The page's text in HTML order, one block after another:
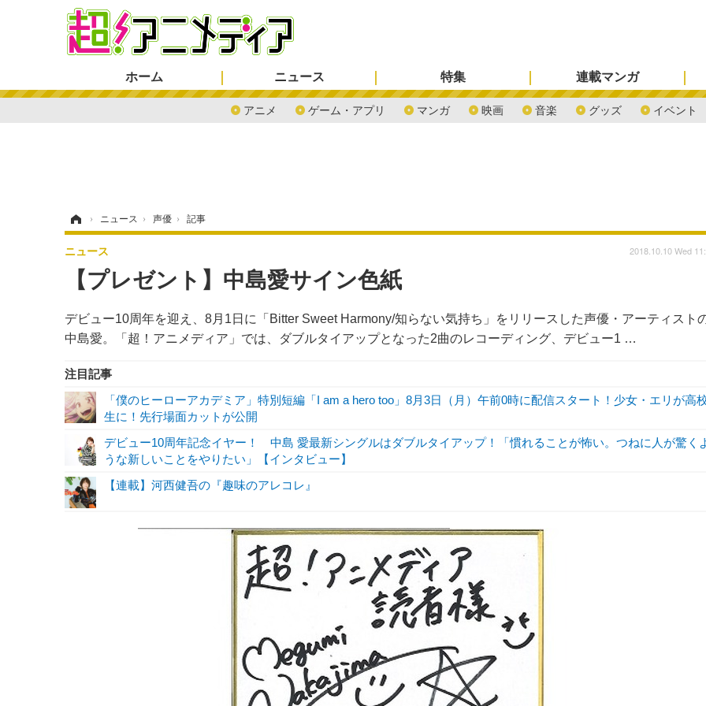
ホーム ニュース
アニメ ゲーム・アプリ マンガ 映画 音楽 グッズ イベント
特集 連載マンガ
› ニュース › 声優 › 記事
【プレゼント】中島愛サイン色紙
デビュー10周年を迎え、8月1日に「Bitter Sweet Harmony/知らない気持ち」をリリースした声優・アーティスト
中島愛。「超！アニメディア」では、ダブルタイアップとなった2曲のレコーディング、デビュー1 …
ニュース 2018.10.10 Wed
注目記事
「僕のヒーローアカデミア」特別短編「I am a hero too」8月3日（月）午前0時に配信スタート！少女・エリが高
生に！先行場面カットが公開
デビュー10周年記念イヤー！ 中島 愛最新シングルはダブルタイアップ！「慣れることが怖い。つねに人が驚く
うな新しいことをやりたい」【インタビュー】
【連載】河西健吾の『趣味のアレコレ』